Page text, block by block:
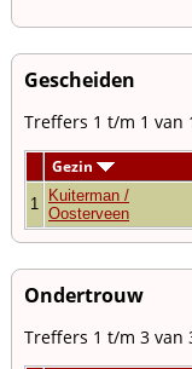
Gescheiden
Treffers 1 t/m 1 van
Gezin
1
Kuiterman /
Oosterveen
Ondertrouw
Treffers 1 t/m 3 van